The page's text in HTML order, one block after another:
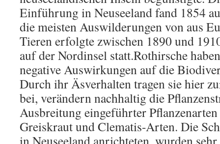
Einführung in Neuseeland fand 1854
die meisten Auswilderungen von aus
Tieren erfolgte zwischen 1890 und
auf der Nordinsel statt.Rothirsche
negative Auswirkungen auf die
Durch ihr Äsverhalten tragen sie hier
bei, verändern nachhaltig die
Ausbreitung eingeführter
Greiskraut und Clematis-Arten. Die
in Neuseeland anrichteten, wurden